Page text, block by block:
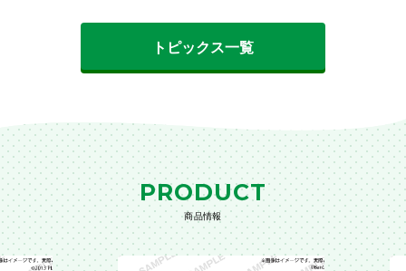
トピックス一覧
PRODUCT
商品情報